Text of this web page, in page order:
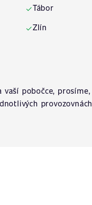
✓Tábor
✓Zlín
pobočce, prosíme,
provozovnách